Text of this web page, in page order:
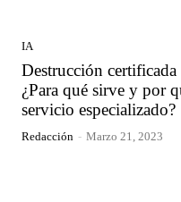
IA
Destrucción
¿Para qué sirve y por
servicio especializado?
Redacción - Marzo 21, 2023